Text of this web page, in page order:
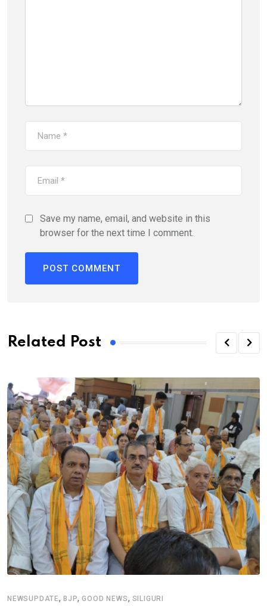
Save my name, email, and website in this
browser for the next time I comment.
Related Post
NEWSUPDATE, BJP,GOOD NEWS, SILIGURI